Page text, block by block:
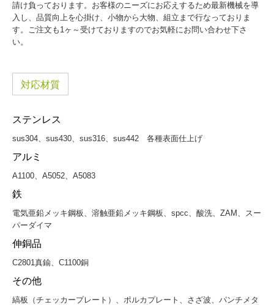
請け負っております。お客様のニーズにお応えするため最新機械を導
入し、品質向上を心掛け、小物から大物、組立まで行なっておりま
す。ご注文も1ヶ～受けておりますのでお気軽にお問い合わせ下さ
い。
対応材質
ステンレス
sus304、sus430、sus316、sus442 各種表面仕上げ
アルミ
A1100、A5052、A5083
鉄
電気亜鉛メッキ鋼板、溶触亜鉛メッキ鋼板、spcc、酸洗、ZAM、スー
パーダイマ
伸銅品
C2801真鍮、C1100銅
その他
縞板（チェッカープレート）、ポルカプレート、さざ波、パンチメタ